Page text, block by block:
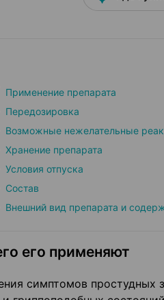
Применение препарата
Передозировка
Возможные нежелательные
Хранение препарата
Условия отпуска
Состав
Внешний вид препарата и
его применяют
симптомов простудных